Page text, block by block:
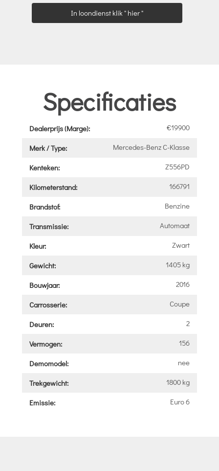
In loondienst klik " hier "
Specificaties
Dealerprijs (Marge): €19900
Merk / Type: Mercedes-Benz C-Klasse
Kenteken: Z556PD
Kilometerstand: 166791
Brandstof: Benzine
Transmissie: Automaat
Kleur: Zwart
Gewicht: 1405 kg
Bouwjaar: 2016
Carrosserie: Coupe
Deuren: 2
Vermogen: 156
Demomodel: nee
Trekgewicht: 1800 kg
Emissie: Euro 6